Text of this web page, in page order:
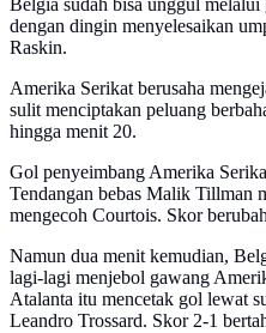
Belgia sudah bisa unggul
dengan dingin menyelesaikan
Raskin.
Amerika Serikat berusaha
sulit menciptakan peluang
hingga menit 20.
Gol penyeimbang Amerika
Tendangan bebas Malik Tillman
mengecoh Courtois. Skor
Namun dua menit kemudian,
lagi-lagi menjebol gawang
Atalanta itu mencetak gol lewat
Leandro Trossard. Skor 2-1